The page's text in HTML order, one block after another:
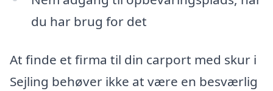
du har brug for det
At finde et firma til din carport med skur i
Sejling behøver ikke at være en besværlig